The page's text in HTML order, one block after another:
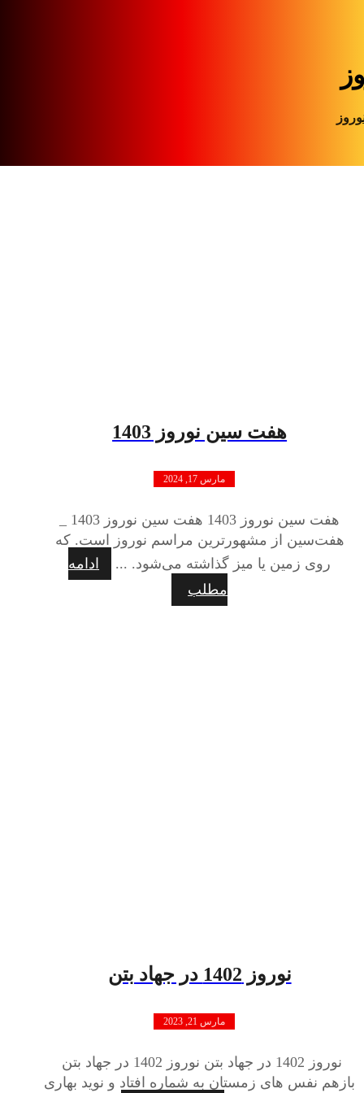
هفت سین نوروز 1403
مارس 17, 2024
هفت‌سین از مشهورترین مراسم نوروز است. که
روی زمین یا میز گذاشته می‌شود. ...
ادامه
مطلب
نوروز 1402 در جهاد بتن
مارس 21, 2023
نوروز 1402 در جهاد بتن نوروز 1402 در جهاد بتن
بازهم نفس های زمستان به شماره افتاد و نوید بهاری